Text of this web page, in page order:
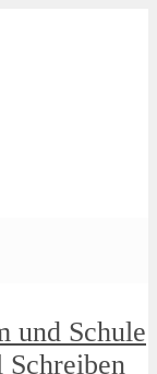
und Schule
Schreiben